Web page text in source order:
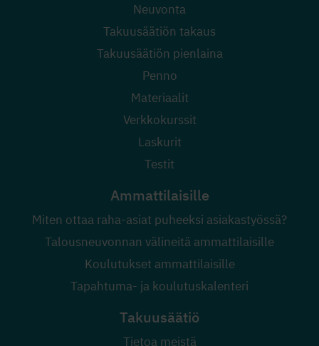
Neuvonta
Takuusäätiön takaus
Takuusäätiön pienlaina
Penno
Materiaalit
Verkkokurssit
Laskurit
Testit
Ammattilaisille
Miten ottaa raha-asiat puheeksi asiakastyössä?
Talousneuvonnan välineitä ammattilaisille
Koulutukset ammattilaisille
Tapahtuma- ja koulutuskalenteri
Takuusäätiö
Tietoa meistä